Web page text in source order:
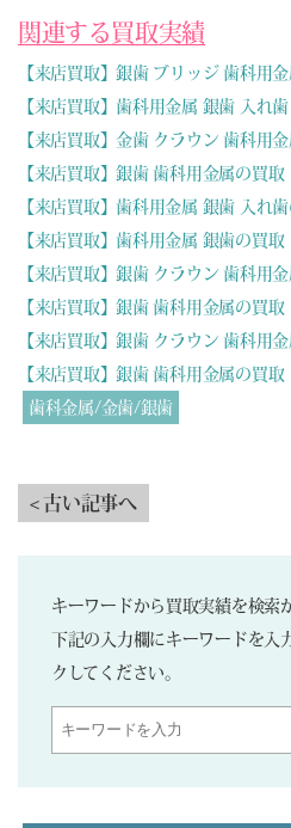
関連する買取実績
【来店買取】銀歯 ブリッジ 歯科用
【来店買取】歯科用金属 銀歯 入れ
【来店買取】金歯 クラウン 歯科用
【来店買取】銀歯 歯科用金属の買取
【来店買取】歯科用金属 銀歯 入れ
【来店買取】歯科用金属 銀歯の買取
【来店買取】銀歯 クラウン 歯科用
【来店買取】銀歯 歯科用金属の買取
【来店買取】銀歯 クラウン 歯科用
【来店買取】銀歯 歯科用金属の買取
歯科金属/金歯/銀歯
< 古い記事へ
キーワードから買取実績を検索
下記の入力欄にキーワードを入
クしてください。